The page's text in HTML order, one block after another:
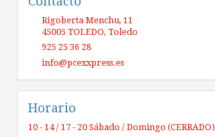
Rigoberta Menchu, 11
45005 TOLEDO, Toledo
925 25 36 28
info@pcexxpress.es
Horario
10 - 14 / 17 - 20 Sábado / Domingo (CERRADO)